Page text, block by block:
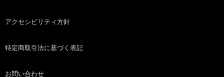
アクセシビリティ方針
特定商取引法に基づく表記
お問い合わせ